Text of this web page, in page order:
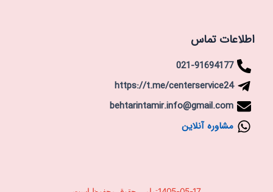
اطلاعات تماس
021-91694177
https://t.me/centerservice24
behtarintamir.info@gmail.com
مشاوره آنلاین